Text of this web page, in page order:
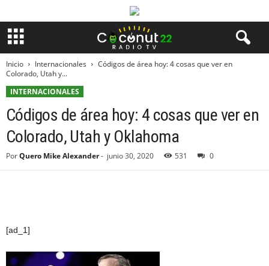
Inicio Internacionales
Códigos de área hoy: 4 cosas que ver en
Colorado, Utah y...
INTERNACIONALES
Códigos de área hoy: 4 cosas que ver en
Colorado, Utah y Oklahoma
PorQuero Mike Alexander- junio 30, 2020 531 0
[ad_1]